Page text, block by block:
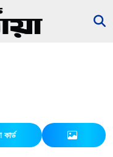
কার্ড